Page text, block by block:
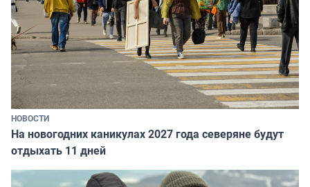
НОВОСТИ
На новогодних каникулах 2027 года северяне будут
отдыхать 11 дней